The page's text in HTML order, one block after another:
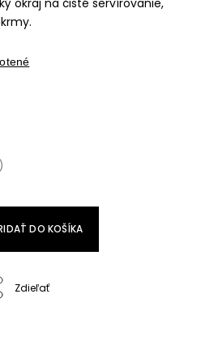
DO KOŠÍKA
Zdieľať